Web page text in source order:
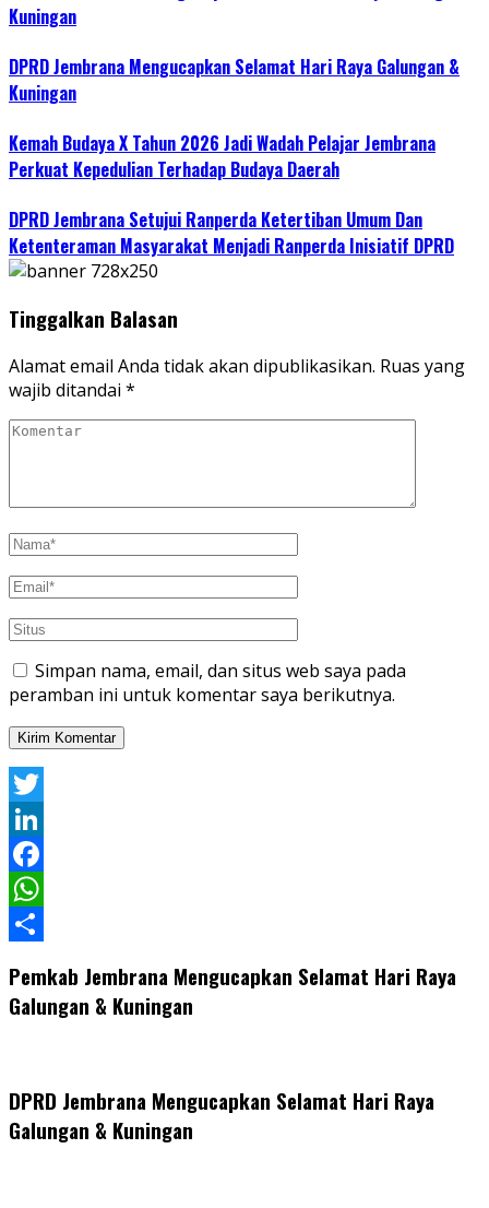
Kuningan
DPRD Jembrana Mengucapkan Selamat Hari Raya Galungan &
Kuningan
Kemah Budaya X Tahun 2026 Jadi Wadah Pelajar Jembrana
Perkuat Kepedulian Terhadap Budaya Daerah
DPRD Jembrana Setujui Ranperda Ketertiban Umum Dan
Ketenteraman Masyarakat Menjadi Ranperda Inisiatif DPRD
Tinggalkan Balasan
Alamat email Anda tidak akan dipublikasikan. Ruas yang
wajib ditandai *
Simpan nama, email, dan situs web saya pada
peramban ini untuk komentar saya berikutnya.
Twitter
LinkedIn
Facebook
WhatsApp
Pemkab Jembrana Mengucapkan Selamat Hari Raya
Galungan & Kuningan
DPRD Jembrana Mengucapkan Selamat Hari Raya
Galungan & Kuningan